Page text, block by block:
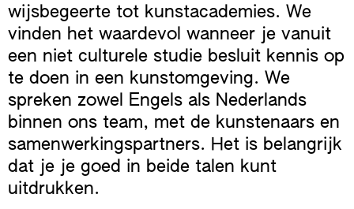
wijsbegeerte tot kunstacademies. We
vinden het waardevol wanneer je vanuit
een niet culturele studie besluit kennis op
te doen in een kunstomgeving. We
spreken zowel Engels als Nederlands
binnen ons team, met de kunstenaars en
samenwerkingspartners. Het is belangrijk
dat je je goed in beide talen kunt
uitdrukken.